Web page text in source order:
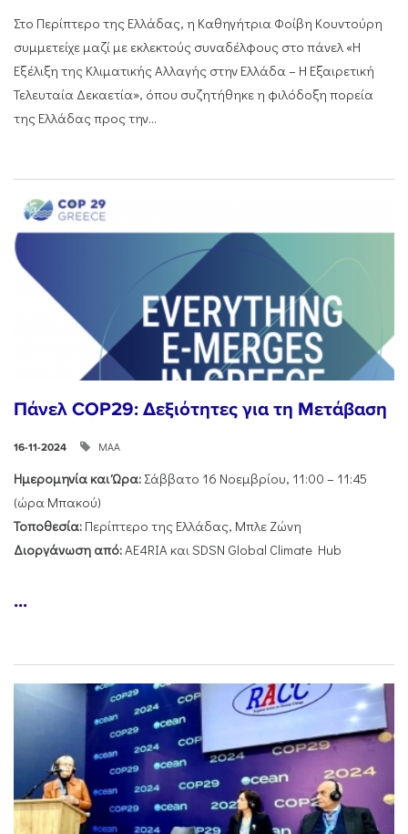
Στο Περίπτερο της Ελλάδας, η Καθηγήτρια Φοίβη Κουντούρη
συμμετείχε μαζί με εκλεκτούς συναδέλφους στο πάνελ «Η
Εξέλιξη της Κλιματικής Αλλαγής στην Ελλάδα – Η Εξαιρετική
Τελευταία Δεκαετία», όπου συζητήθηκε η φιλόδοξη πορεία
της Ελλάδας προς την...
Πάνελ COP29: Δεξιότητες για τη Μετάβαση
16-11-2024 ΜΑΑ
Ημερομηνία και Ώρα: Σάββατο 16 Νοεμβρίου, 11:00 – 11:45
(ώρα Μπακού)
Τοποθεσία: Περίπτερο της Ελλάδας, Μπλε Ζώνη
Διοργάνωση από:AE4RIA και SDSN Global Climate Hub
...